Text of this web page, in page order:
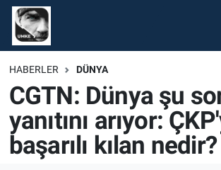
HABERLER DÜNYA
CGTN: Dünya şu
yanıtını arıyor:
başarılı kılan nedir?
Gündem
Ekonomi
Spor
Magazin
Nöbetçi Eczaneler
Hava Durumu
Namaz Vakitleri
Trafik Durumu